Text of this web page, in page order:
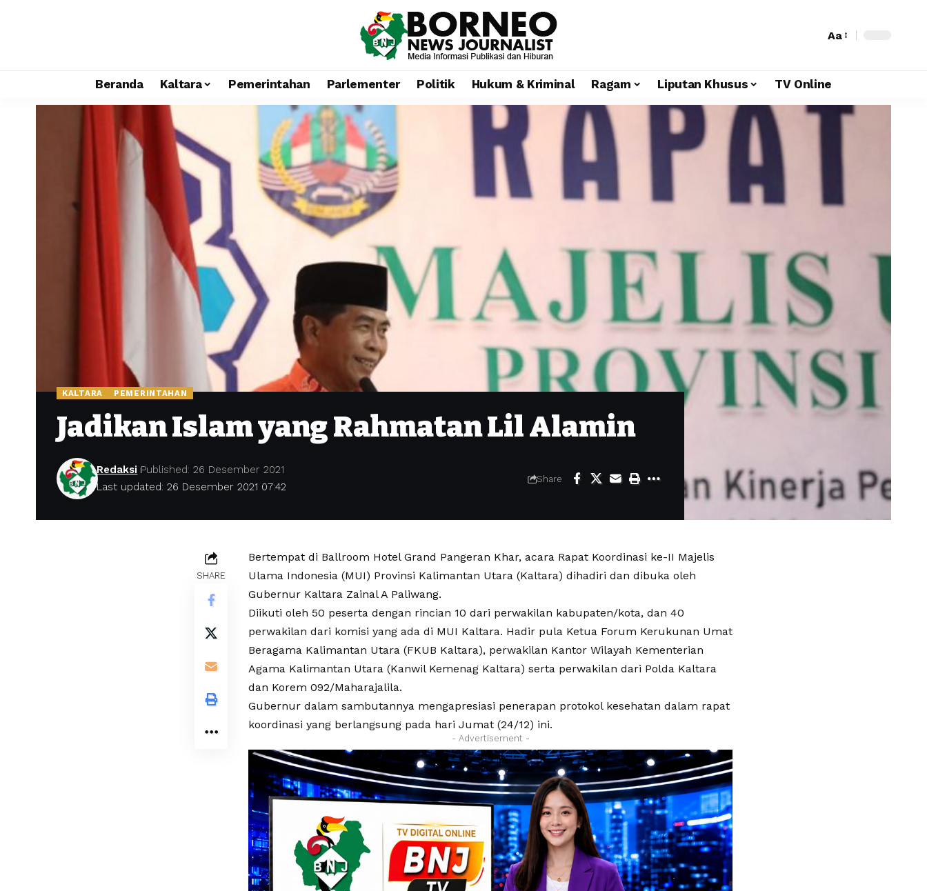
Aa
Beranda Kaltara Pemerintahan Parlementer Politik Hukum & Kriminal Ragam Liputan Khusus TV Online
KALTARA PEMERINTAHAN
Jadikan Islam yang Rahmatan Lil Alamin
Last updated: 26 Desember 2021 07:42
Redaksi Published: 26 Desember 2021
Share
SHARE
Bertempat di Ballroom Hotel Grand Pangeran Khar, acara Rapat Koordinasi ke-II Majelis
Ulama Indonesia (MUI) Provinsi Kalimantan Utara (Kaltara) dihadiri dan dibuka oleh
Gubernur Kaltara Zainal A Paliwang.
Diikuti oleh 50 peserta dengan rincian 10 dari perwakilan kabupaten/kota, dan 40
perwakilan dari komisi yang ada di MUI Kaltara. Hadir pula Ketua Forum Kerukunan Umat
Beragama Kalimantan Utara (FKUB Kaltara), perwakilan Kantor Wilayah Kementerian
Agama Kalimantan Utara (Kanwil Kemenag Kaltara) serta perwakilan dari Polda Kaltara
dan Korem 092/Maharajalila.
Gubernur dalam sambutannya mengapresiasi penerapan protokol kesehatan dalam rapat
koordinasi yang berlangsung pada hari Jumat (24/12) ini.
- Advertisement -